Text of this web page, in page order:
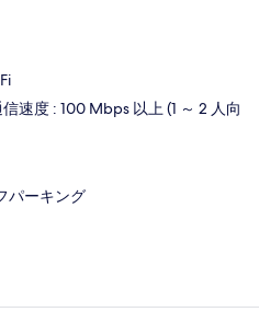
速度 : 100 Mbps 以上 (1 ～ 2 人向
パーキング